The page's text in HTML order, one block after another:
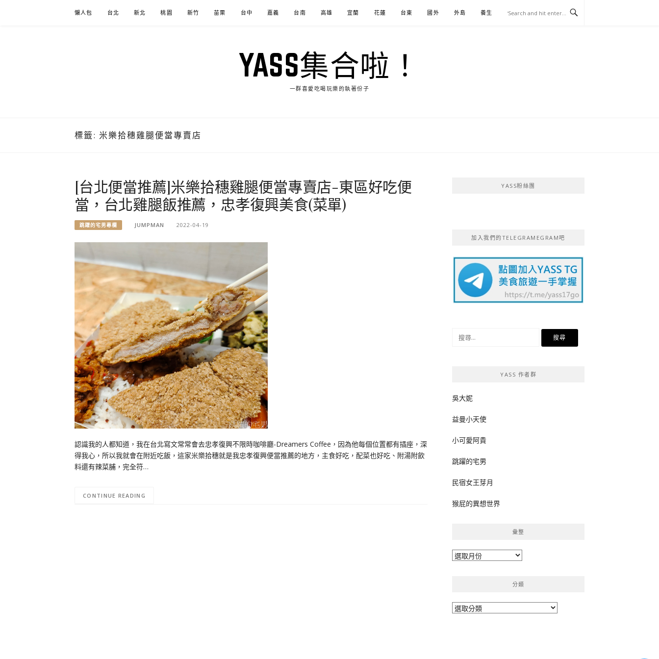
懶人包 台北 新北 桃園 新竹 苗栗 台中 嘉義 台南 高雄 宜蘭 花蓮 台東 國外 外島 養生 伴手禮
YASS集合啦！
一群喜愛吃喝玩樂的執著份子
標籤: 米樂拾穗雞腿便當專賣店
[台北便當推薦]米樂拾穗雞腿便當專賣店-東區好吃便
當，台北雞腿飯推薦，忠孝復興美食(菜單)
跳躍的宅男專欄 JUMPMAN 2022-04-19
認識我的人都知道，我在台北寫文常常會去忠孝復興不限時咖啡廳-Dreamers Coffee，因為他每個位置都有插座，深
得我心，所以我就會在附近吃飯，這家米樂拾穗就是我忠孝復興便當推薦的地方，主食好吃，配菜也好吃、附湯附飲
料還有辣菜脯，完全符…
CONTINUE READING
YASS粉絲團
加入我們的TELEGRAMEGRAM吧
YASS 作者群
吳大妮
益曼小天使
小可愛阿貴
跳躍的宅男
民宿女王芽月
猴屁的異想世界
彙整
彙
分類
分